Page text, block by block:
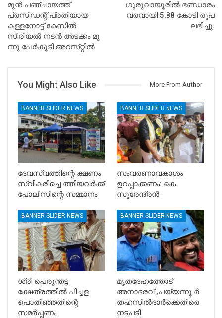
മുൻ പഞ്ചായത്ത്
പ്രസിഡന്റ് പ്രതിയായ
കള്ളനോട്ട് കേസിൽ
സീരിയൽ നടൻ അടക്കം മൂ​
ന്നു പേ​ർ​കൂ​ടി അ​റ​സ്​​റ്റി​ൽ
ഗുരുവായൂരിൽ ഭണ്ഡാരം
വരവായി 5.88 കോടി രൂപ
ലഭിച്ചു.
You Might Also Like More From Author
BANNER SLIDER NEWS
ദേവസ്വത്തിന്റെ ക്ഷണം
സ്വീകരിച്ചെ ത്തിയവർക്ക്
പോലീസിന്റെ സമ്മാനം
BANNER SLIDER NEWS
സംവരണാവകാശം
ഉറപ്പാക്കണം: കെ.
സുരേന്ദ്രൻ
BANNER SLIDER NEWS
ശ്രീ പെരുന്തട്ട
ക്ഷേത്രത്തിൽ പിച്ചള
പൊതിഞ്ഞതിന്റെ
സമർപ്പണം
BANNER SLIDER NEWS
മൃതദേഹത്തോട്
അനാദരവ് ,പയ്യന്നൂ ർ
തഹസിൽദാർക്കെതിരെ
നടപടി